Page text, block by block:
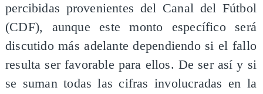
percibidas provenientes del Canal del Fútbol
(CDF), aunque este monto específico será
discutido más adelante dependiendo si el fallo
resulta ser favorable para ellos. De ser así y si
se suman todas las cifras involucradas en la